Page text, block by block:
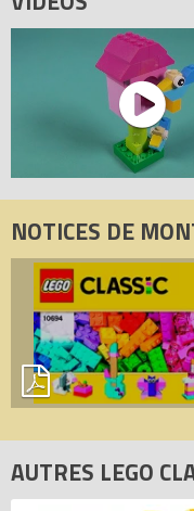
5702015366892.
NOTICES DE
AUTRES LEGO